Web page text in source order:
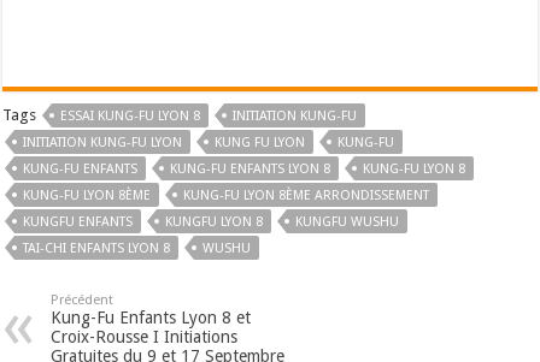
Tags ESSAI KUNG-FU LYON 8
INITIATION KUNG-FU
INITIATION KUNG-FU LYON
KUNG FU LYON
KUNG-FU
KUNG-FU ENFANTS
KUNG-FU ENFANTS LYON 8
KUNG-FU LYON 8
KUNG-FU LYON 8ÈME
KUNG-FU LYON 8ÈME ARRONDISSEMENT
KUNGFU ENFANTS
KUNGFU LYON 8
KUNGFU WUSHU
TAI-CHI ENFANTS LYON 8
WUSHU
Précédent
Kung-Fu Enfants Lyon 8 et
Croix-Rousse I Initiations
Gratuites du 9 et 17 Septembre